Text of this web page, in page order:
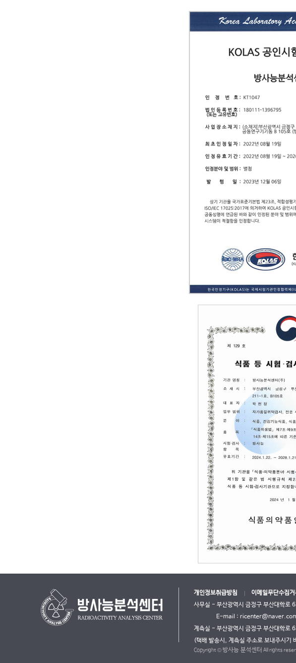
개인정보취급방침 이메일무단수집
사무실 - 부산광역시 금정구 부산대학로
E-mail :
계측실 - 부산광역시 금정구 부산대학로
(택배 발송시, 계측실 주소로 보내주시기
Copyright ©방사능 분석센터 All rights